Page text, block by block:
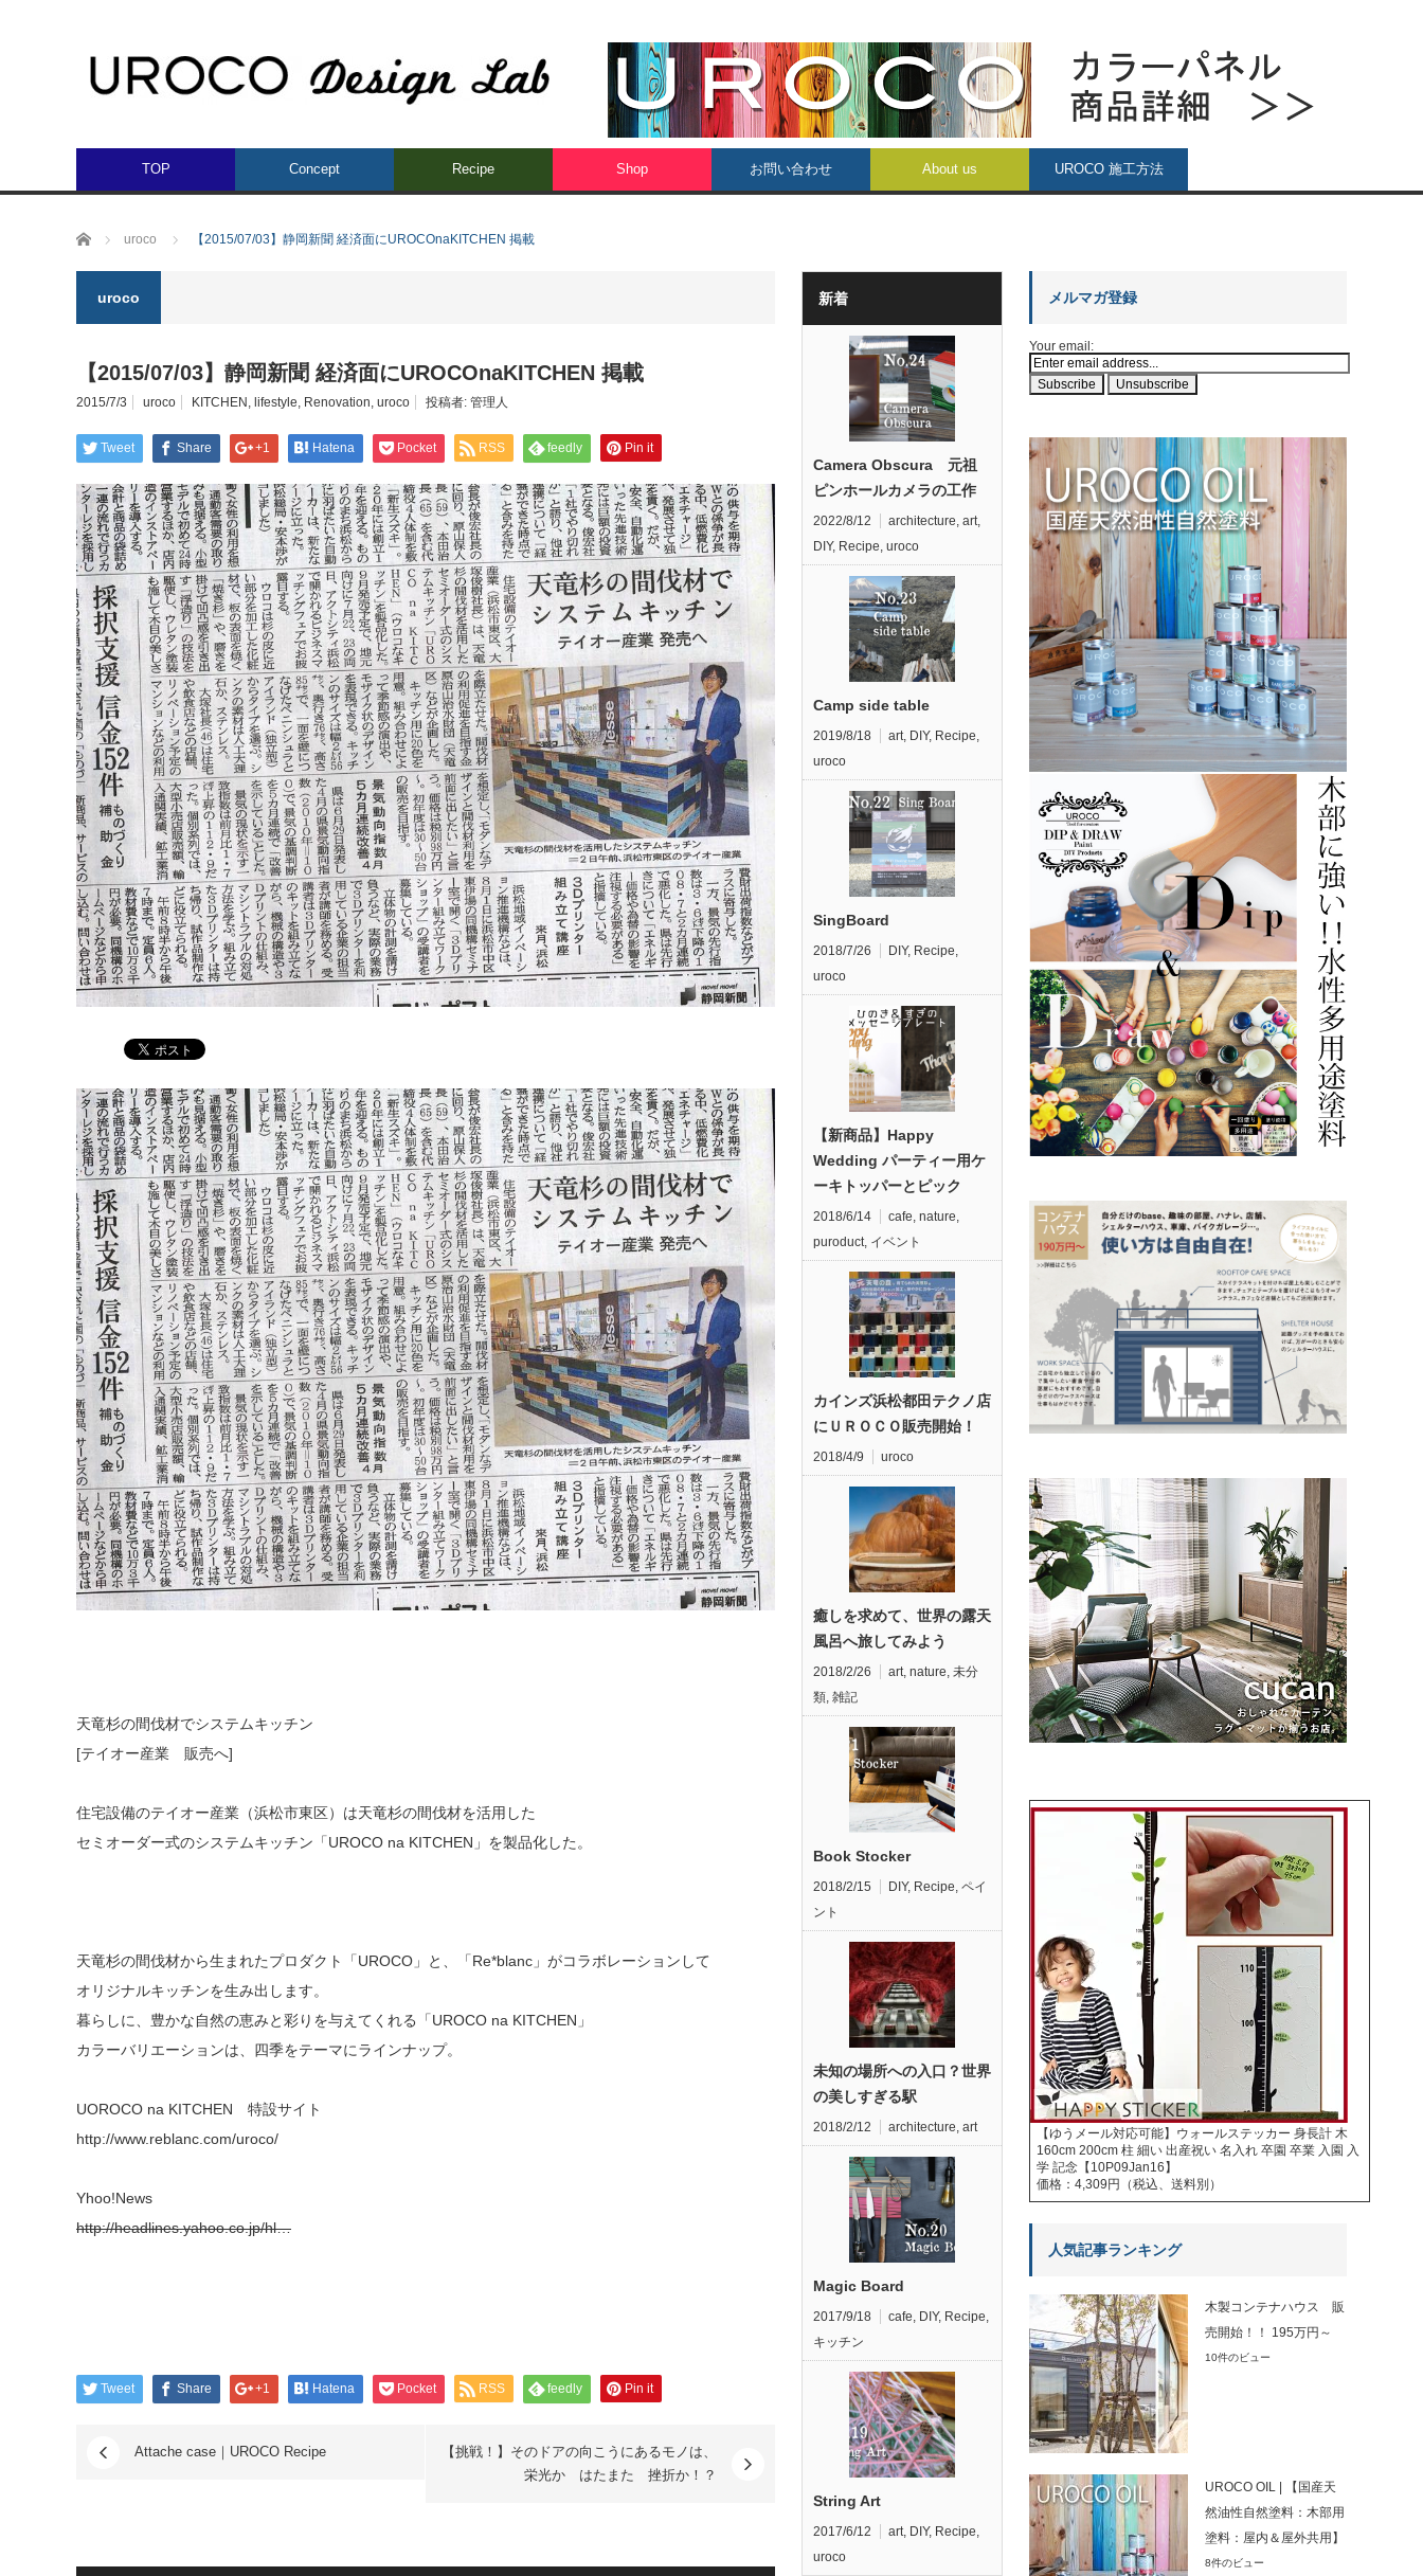
TOP Concept Recipe Shop お問い合わせ About us UROCO 施工方法
ホーム uroco 【2015/07/03】静岡新聞 経済面にUROCOnaKITCHEN 掲載
uroco
【2015/07/03】静岡新聞 経済面にUROCOnaKITCHEN 掲載
2015/7/3 uroco KITCHEN , lifestyle, Renovation, uroco 投稿者: 管理人
Tweet Share +1 Hatena Pocket RSS feedly Pin it
天竜杉の間伐材でシステムキッチン
[テイオー産業 販売へ]
住宅設備のテイオー産業（浜松市東区）は天竜杉の間伐材を活用した
セミオーダー式のシステムキッチン「UROCO na KITCHEN」を製品化した。
天竜杉の間伐材から生まれたプロダクト「UROCO」と、「Re*blanc」がコラボレーションして
オリジナルキッチンを生み出します。
暮らしに、豊かな自然の恵みと彩りを与えてくれる「UROCO na KITCHEN」
カラーバリエーションは、四季をテーマにラインナップ。
UOROCO na KITCHEN 特設サイト
http://www.reblanc.com/uroco/
Yhoo!News
http://headlines.yahoo.co.jp/hl…
Tweet Share +1 Hatena Pocket RSS feedly Pin it
Attache case｜UROCO Recipe
【挑戦！】そのドアの向こうにあるモノは、
栄光か はたまた 挫折か！？
新着
Camera Obscura 元祖
ピンホールカメラの工作
2022/8/12 architecture, art,
DIY, Recipe, uroco
Camp side table
2019/8/18 art, DIY, Recipe,
uroco
SingBoard
2018/7/26 DIY, Recipe,
uroco
【新商品】Happy
Wedding パーティー用ケ
ーキトッパーとピック
2018/6/14 cafe, nature,
puroduct, イベント
カインズ浜松都田テクノ店
にＵＲＯＣＯ販売開始！
2018/4/9 uroco
癒しを求めて、世界の露天
風呂へ旅してみよう
2018/2/26 art, nature, 未分
類, 雑記
Book Stocker
2018/2/15 DIY, Recipe, ペイ
ント
未知の場所への入口？世界
の美しすぎる駅
2018/2/12 architecture, art
Magic Board
2017/9/18 cafe, DIY, Recipe,
キッチン
String Art
2017/6/12 art, DIY, Recipe,
uroco
メルマガ登録
Your email:
【ゆうメール対応可能】ウォールステッカー 身長計 木
160cm 200cm 柱 細い 出産祝い 名入れ 卒園 卒業 入園 入
学 記念【10P09Jan16】
価格：4,309円（税込、送料別）
人気記事ランキング
木製コンテナハウス 販
売開始！！ 195万円～
10件のビュー
UROCO OIL | 【国産天
然油性自然塗料：木部用
塗料：屋内＆屋外共用】
8件のビュー